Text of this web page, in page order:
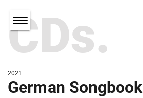
CDs.
2021
German Songbook